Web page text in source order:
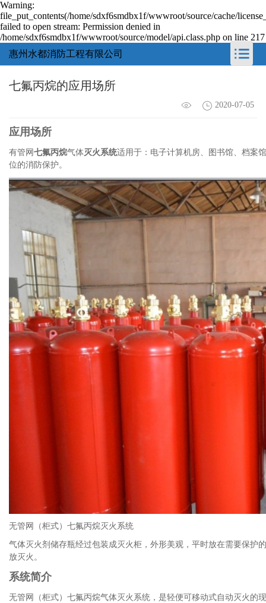
Warning:
file_put_contents(/home/sdxf6smdbx1f/wwwroot/source/cache/
failed to open stream: Permission denied in
/home/sdxf6smdbx1f/wwwroot/source/model/api.class.php on line 217
惠州水都消防工程有限公司
七氟丙烷的应用场所
2020-07-05
应用场所
有管网 七氟丙烷气体灭火系统适用于：电子计算机房、图书馆、档案
位的消防保护。
无管网（柜式）七氟丙烷灭火系统
气体灭火剂储存瓶经过包装成灭火柜，外形美观，平时放在需要保护
放灭火。
系统简介
无管网（柜式）七氟丙烷气体灭火系统，是轻便可移动式自动灭火的